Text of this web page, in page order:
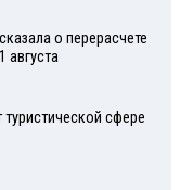
о перерасчете
августа
сфере